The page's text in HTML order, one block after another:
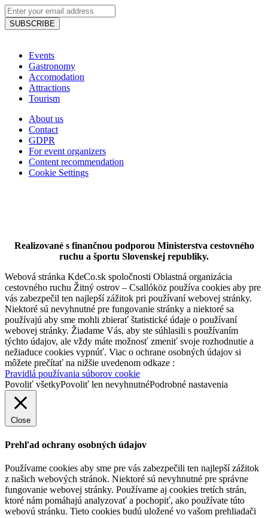
Csente Čárda (Csente Tavern)
SUBSCRIBE
Events
Gastronomy
Accomodation
Attractions
Tourism
About us
Contact
GDPR
For event organizers
Content recommendation
Cookie Settings
Realizované s finančnou podporou Ministerstva cestovného
ruchu a športu Slovenskej republiky.
Webová stránka KdeCo.sk spoločnosti Oblastná organizácia
cestovného ruchu Žitný ostrov – Csallóköz používa cookies aby pre
vás zabezpečil ten najlepší zážitok pri používaní webovej stránky.
Niektoré sú nevyhnutné pre fungovanie stránky a niektoré sa
používajú aby sme mohli zbierať štatistické údaje o používaní
webovej stránky. Žiadame Vás, aby ste súhlasili s používaním
týchto údajov, ale vždy máte možnosť zmeniť svoje rozhodnutie a
nežiaduce cookies vypnúť. Viac o ochrane osobných údajov si
môžete prečítať na nižšie uvedenom odkaze :
Pravidlá používania súborov cookie
Povoliť všetkyPovoliť len nevyhnutnéPodrobné nastavenia
Close
Prehľad ochrany osobných údajov
Používame cookies aby sme pre vás zabezpečili ten najlepší zážitok
z našich webových stránok. Niektoré sú nevyhnutné pre správne
fungovanie webovej stránky. Používame aj cookies tretích strán,
ktoré nám pomáhajú analyzovať a pochopiť, ako používate túto
webovú stránku. Tieto cookies budú uložené vo vašom prehliadači